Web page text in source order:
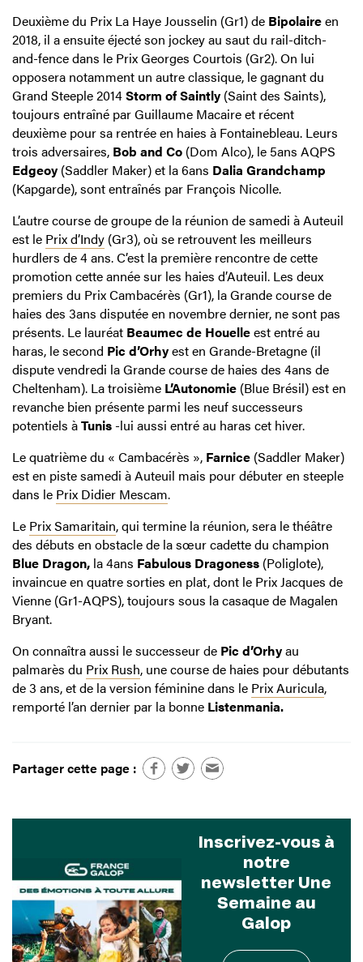
Deuxième du Prix La Haye Jousselin (Gr1) de Bipolaireen
2018, il a ensuite éjecté son jockey au saut du rail-ditch-
and-fence dans le Prix Georges Courtois (Gr2). On lui
opposera notamment un autre classique, le gagnant du
Grand Steeple 2014Storm of Saintly (Saint des Saints),
toujours entraîné par Guillaume Macaire et récent
deuxième pour sa rentrée en haies à Fontainebleau. Leurs
trois adversaires, Bob and Co (Dom Alco), le 5ans AQPS
Edgeoy (Saddler Maker) et la 6ans Dalia Grandchamp
(Kapgarde), sont entraînés par François Nicolle.
L’autre course de groupe de la réunion de samedi à Auteuil
est le Prix d’Indy (Gr3), où se retrouvent les meilleurs
hurdlers de 4 ans. C’est la première rencontre de cette
promotion cette année sur les haies d’Auteuil. Les deux
premiers du Prix Cambacérès (Gr1), la Grande course de
haies des 3ans disputée en novembre dernier, ne sont pas
présents. Le lauréat Beaumec de Houelleest entré au
haras, le second Pic d’Orhyest en Grande-Bretagne (il
dispute vendredi la Grande course de haies des 4ans de
Cheltenham). La troisième L’Autonomie (Blue Brésil) est en
revanche bien présente parmi les neuf successeurs
potentiels àTunis -lui aussi entré au haras cet hiver.
Le quatrième du « Cambacérès », Farnice (Saddler Maker)
est en piste samedi à Auteuil mais pour débuter en steeple
dans le Prix Didier Mescam.
Le Prix Samaritain, qui termine la réunion, sera le théâtre
des débuts en obstacle de la sœur cadette du champion
Blue Dragon, la 4ans Fabulous Dragoness (Poliglote),
invaincue en quatre sorties en plat, dont le Prix Jacques de
Vienne (Gr1-AQPS), toujours sous la casaque de Magalen
Bryant.
On connaîtra aussi le successeur de Pic d’Orhyau
palmarès du Prix Rush, une course de haies pour débutants
de 3 ans, et de la version féminine dans le Prix Auricula,
remporté l’an dernier par la bonne Listenmania.
Partager cette page :
Inscrivez-vous à
notre
newsletter Une
Semaine au
Galop